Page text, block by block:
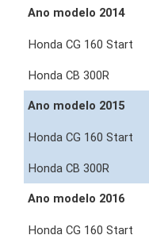
Ano modelo 2014
Ano modelo 2015
Ano modelo 2016